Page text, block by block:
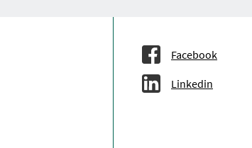
Facebook
Linkedin